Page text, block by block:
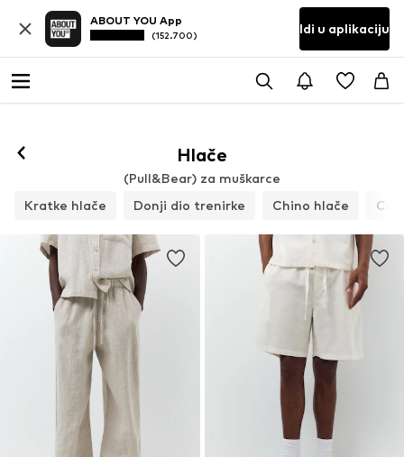
ABOUT YOU App
(152.700) Idi u aplikaciju
Hlače
(Pull&Bear) za muškarce
Kratke hlače
Donji dio trenirke Chino hlače